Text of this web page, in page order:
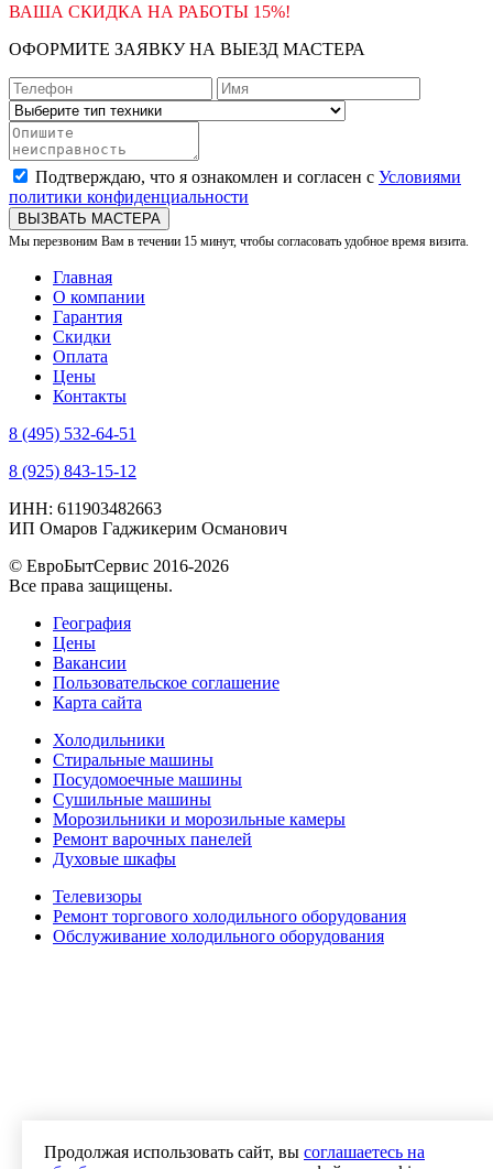
ВАША СКИДКА НА РАБОТЫ 15%!
ОФОРМИТЕ ЗАЯВКУ НА ВЫЕЗД МАСТЕРА
Подтверждаю, что я ознакомлен и согласен с Условиями
политики конфиденциальности
ВЫЗВАТЬ МАСТЕРА
Мы перезвоним Вам в течении 15 минут, чтобы согласовать удобное время визита.
Продолжая использовать сайт, вы соглашаетесь на
Главная
О компании
Гарантия
Скидки
Оплата
Цены
Контакты
8 (495) 532-64-51
8 (925) 843-15-12
ИНН: 611903482663
ИП Омаров Гаджикерим Османович
© ЕвроБытСервис 2016-2026
Все права защищены.
География
Цены
Вакансии
Пользовательское соглашение
Карта сайта
Холодильники
Стиральные машины
Посудомоечные машины
Сушильные машины
Морозильники и морозильные камеры
Ремонт варочных панелей
Духовые шкафы
Телевизоры
Ремонт торгового холодильного оборудования
Обслуживание холодильного оборудования